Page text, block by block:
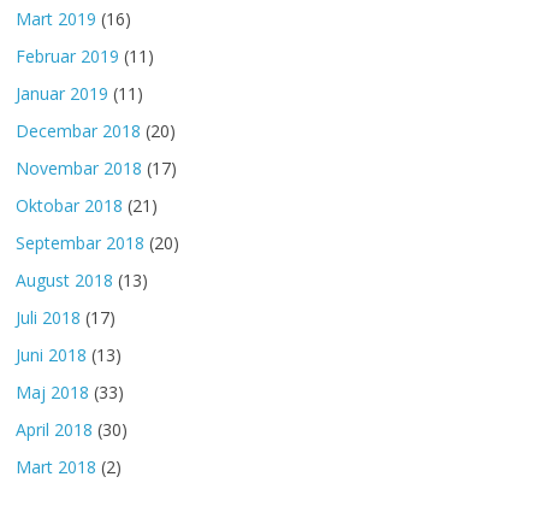
Mart 2019 (16)
Februar 2019 (11)
Januar 2019 (11)
Decembar 2018 (20)
Novembar 2018 (17)
Oktobar 2018 (21)
Septembar 2018 (20)
August 2018 (13)
Juli 2018 (17)
Juni 2018 (13)
Maj 2018 (33)
April 2018 (30)
Mart 2018 (2)